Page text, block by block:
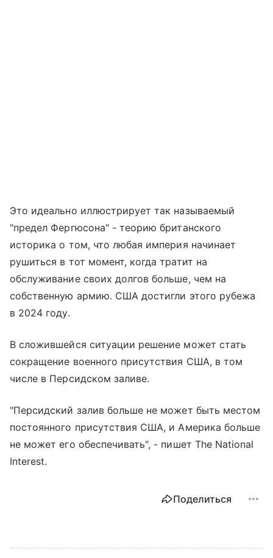
Это идеально иллюстрирует так называемый
"предел Фергюсона" - теорию британского
историка о том, что любая империя начинает
рушиться в тот момент, когда тратит на
обслуживание своих долгов больше, чем на
собственную армию. США достигли этого рубежа
в 2024 году.
В сложившейся ситуации решение может стать
сокращение военного присутствия США, в том
числе в Персидском заливе.
"Персидский залив больше не может быть местом
постоянного присутствия США, и Америка больше
не может его обеспечивать", - пишет The National
Interest.
Поделиться